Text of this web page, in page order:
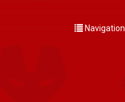
Navigation